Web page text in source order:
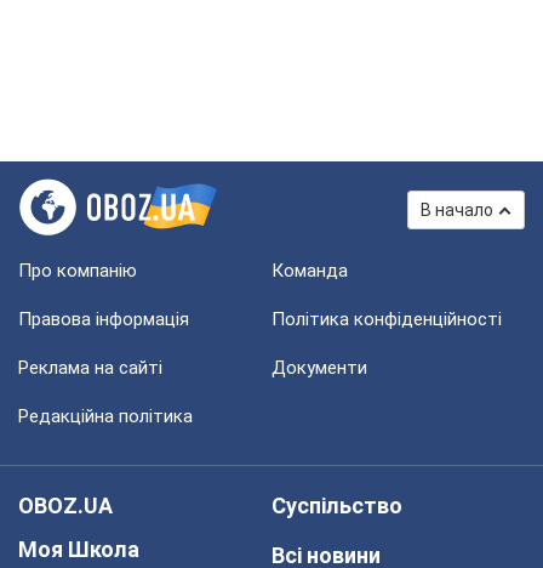
В начало
Про компанію Команда
Правова інформація Політика конфіденційності
Реклама на сайті Документи
Редакційна політика
OBOZ.UA
Моя Школа
Суспільство
Всі новини